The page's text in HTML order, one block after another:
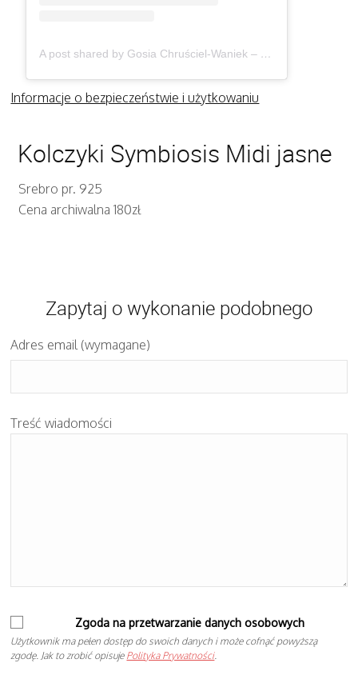
A post shared by Gosia Chruściel-Waniek – Biżuteria (@gosiawaniek)
Informacje o bezpieczeństwie i użytkowaniu
Kolczyki Symbiosis Midi jasne
Srebro pr. 925
Cena archiwalna 180zł
Zapytaj o wykonanie podobnego
Adres email (wymagane)
Treść wiadomości
Zgoda na przetwarzanie danych osobowych
Użytkownik ma pełen dostęp do swoich danych i może cofnąć powyższą
zgodę. Jak to zrobić opisuje Polityka Prywatności.